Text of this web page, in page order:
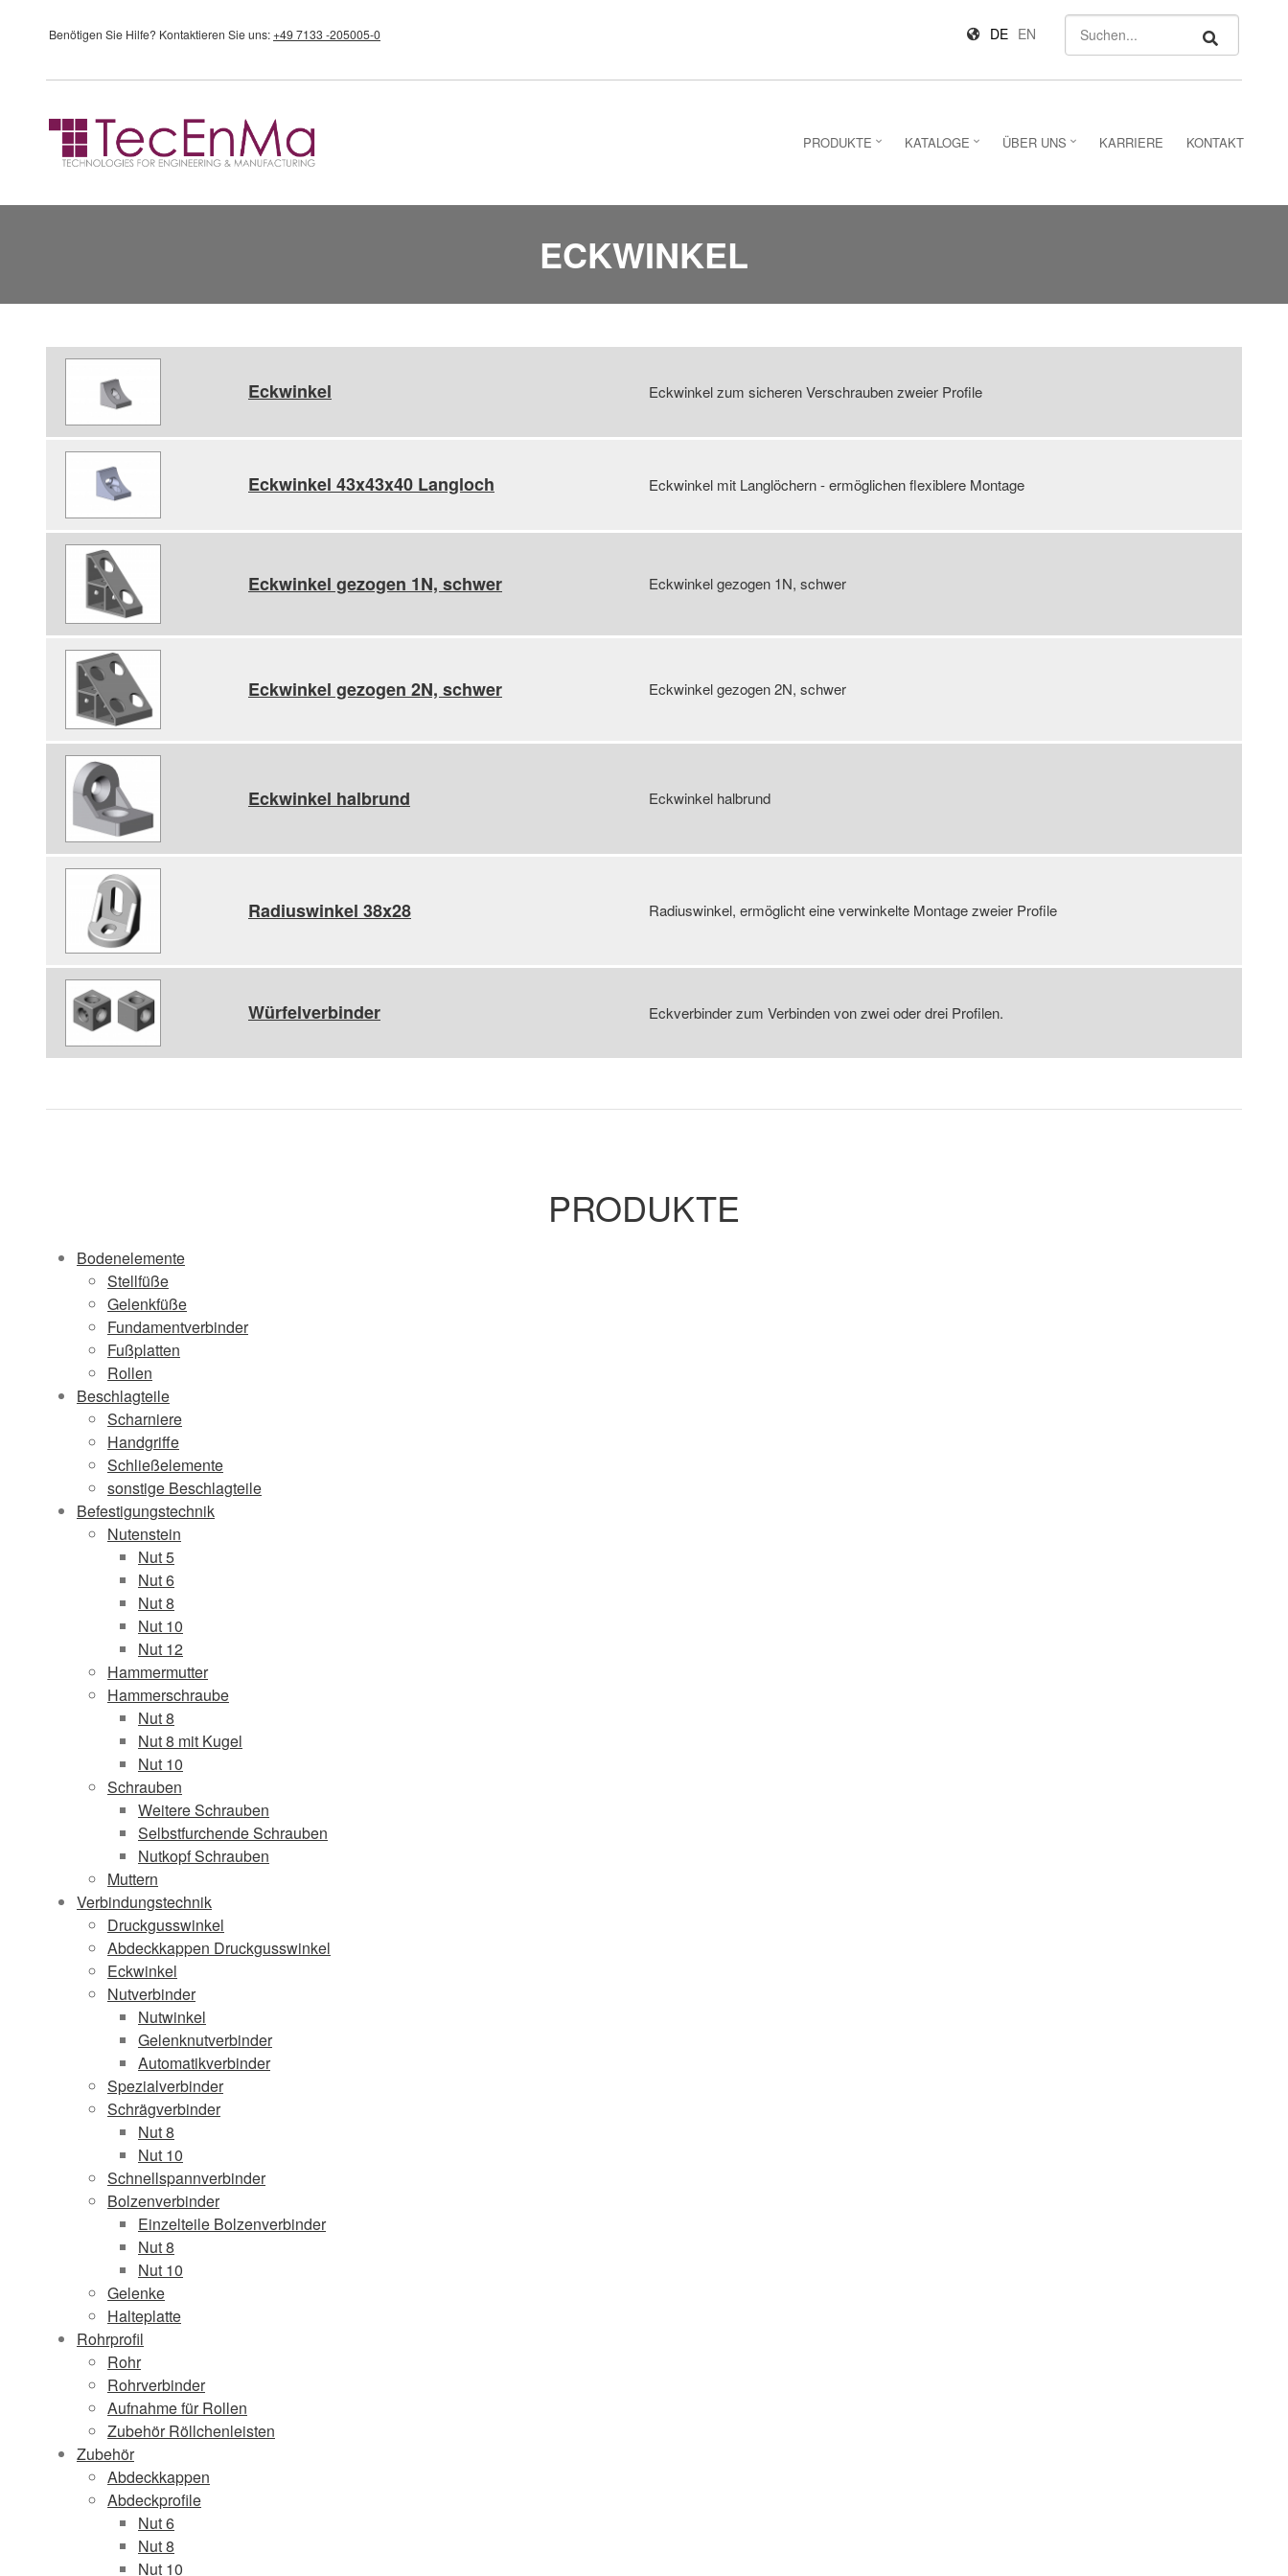
Benötigen Sie Hilfe? Kontaktieren Sie uns:+49 7133 -205005-0 DE EN Suchen
PRODUKTE KATALOGE ÜBER UNS KARRIERE KONTAKT
ECKWINKEL
Eckwinkel Eckwinkel zum sicheren Verschrauben zweier Profile
Eckwinkel 43x43x40 Langloch Eckwinkel mit Langlöchern - ermöglichen flexiblere Montage
Eckwinkel gezogen 1N, schwer Eckwinkel gezogen 1N, schwer
Eckwinkel gezogen 2N, schwer Eckwinkel gezogen 2N, schwer
Eckwinkel halbrund Eckwinkel halbrund
Radiuswinkel 38x28 Radiuswinkel, ermöglicht eine verwinkelte Montage zweier Profile
Würfelverbinder Eckverbinder zum Verbinden von zwei oder drei Profilen.
PRODUKTE
Bodenelemente
Stellfüße
Gelenkfüße
Fundamentverbinder
Fußplatten
Rollen
Beschlagteile
Scharniere
Handgriffe
Schließelemente
sonstige Beschlagteile
Befestigungstechnik
Nutenstein
Nut 5
Nut 6
Nut 8
Nut 10
Nut 12
Hammermutter
Hammerschraube
Nut 8
Nut 8 mit Kugel
Nut 10
Schrauben
Weitere Schrauben
Selbstfurchende Schrauben
Nutkopf Schrauben
Muttern
Verbindungstechnik
Druckgusswinkel
Abdeckkappen Druckgusswinkel
Eckwinkel
Nutverbinder
Nutwinkel
Gelenknutverbinder
Automatikverbinder
Spezialverbinder
Schrägverbinder
Nut 8
Nut 10
Schnellspannverbinder
Bolzenverbinder
Einzelteile Bolzenverbinder
Nut 8
Nut 10
Gelenke
Halteplatte
Rohrprofil
Rohr
Rohrverbinder
Aufnahme für Rollen
Zubehör Röllchenleisten
Zubehör
Abdeckkappen
Abdeckprofile
Nut 6
Nut 8
Nut 10